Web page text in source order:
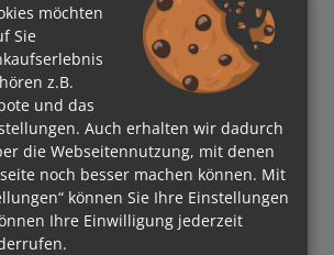
möchten
Sie
z.B.
und das
Auch erhalten wir dadurch
die Webseitennutzung, mit denen
noch besser machen können. Mit
können Sie Ihre Einstellungen
Ihre Einwilligung jederzeit